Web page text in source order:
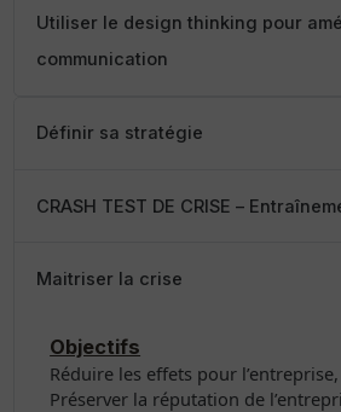
Utiliser le design thinking pour
communication
Définir sa stratégie
CRASH TEST DE CRISE –
Maitriser la crise
Objectifs
Réduire les effets pour
Préserver la réputation de